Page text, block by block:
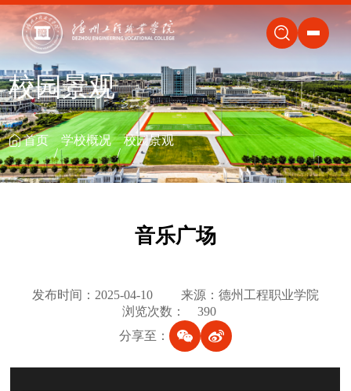
关闭
校园景观
首页 学校概况 校园景观
音乐广场
发布时间：2025-04-10
来源：德州工程职业学院
浏览次数：
390
分享至：